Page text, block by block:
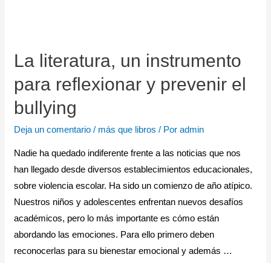
La literatura, un instrumento
para reflexionar y prevenir el
bullying
Deja un comentario / más que libros / Poradmin
Nadie ha quedado indiferente frente a las noticias que nos
han llegado desde diversos establecimientos educacionales,
sobre violencia escolar. Ha sido un comienzo de año atípico.
Nuestros niños y adolescentes enfrentan nuevos desafíos
académicos, pero lo más importante es cómo están
abordando las emociones. Para ello primero deben
reconocerlas para su bienestar emocional y además …